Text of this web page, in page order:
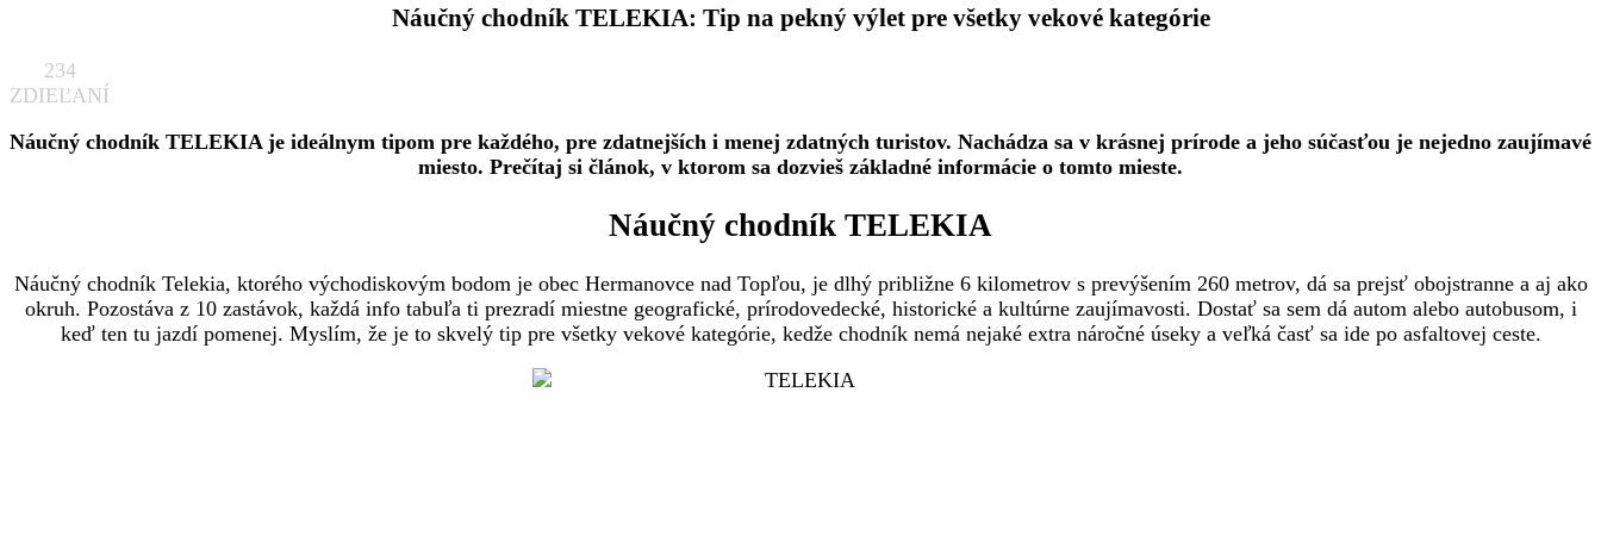
Náučný chodník TELEKIA: Tip na pekný výlet pre všetky vekové kategórie
234
ZDIEĽANÍ
Náučný chodník TELEKIA je ideálnym tipom pre každého, pre zdatnejších i menej zdatných turistov. Nachádza sa v krásnej prírode a jeho súčasťou je nejedno zaujímavé
miesto. Prečítaj si článok, v ktorom sa dozvieš základné informácie o tomto mieste.
Náučný chodník TELEKIA
Náučný chodník Telekia, ktorého východiskovým bodom je obec Hermanovce nad Topľou, je dlhý približne 6 kilometrov s prevýšením 260 metrov, dá sa prejsť obojstranne a aj ako
okruh. Pozostáva z 10 zastávok, každá info tabuľa ti prezradí miestne geografické, prírodovedecké, historické a kultúrne zaujímavosti. Dostať sa sem dá autom alebo autobusom, i
keď ten tu jazdí pomenej. Myslím, že je to skvelý tip pre všetky vekové kategórie, kedže chodník nemá nejaké extra náročné úseky a veľká časť sa ide po asfaltovej ceste.